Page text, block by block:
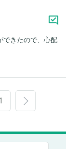
できたので、心配